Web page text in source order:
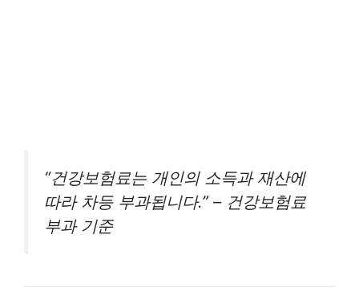
“건강보험료는 개인의 소득과 재산에
따라 차등 부과됩니다.” – 건강보험료
부과 기준